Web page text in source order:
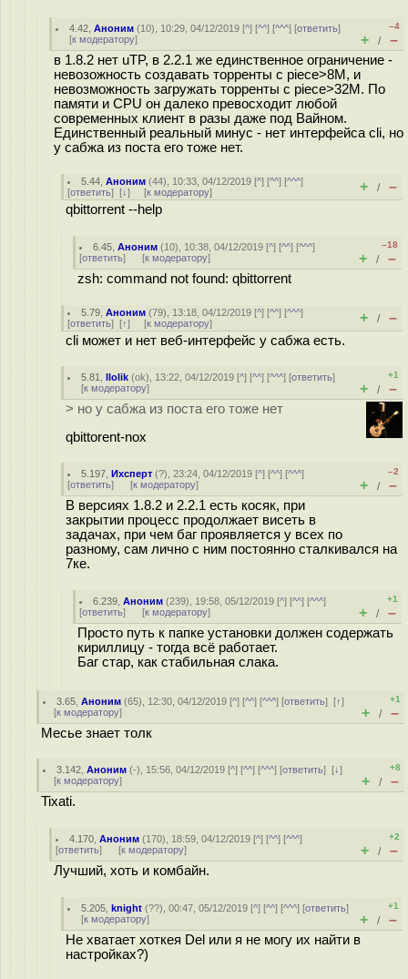
4.42 ,Аноним (10), 10:29, 04/12/2019 [^] [^^] [^^^] [ответить]
[к модератору]
–4
+ / –
в 1.8.2 нет uTP, в 2.2.1 же единственное ограничение -
невозожность создавать торренты с piece>8M, и
невозможность загружать торренты с piece>32M. По
памяти и CPU он далеко превосходит любой
современных клиент в разы даже под Вайном.
Единственный реальный минус - нет интерфейса cli, но
у сабжа из поста его тоже нет.
5.44 ,Аноним (44), 10:33, 04/12/2019 [^] [^^] [^^^]
[ответить] [↓] [к модератору] + / –
qbittorrent --help
6.45 ,Аноним (10), 10:38, 04/12/2019 [^] [^^] [^^^]
[ответить] [к модератору]
–18
+ / –
zsh: command not found: qbittorrent
5.79 ,Аноним (79), 13:18, 04/12/2019 [^] [^^] [^^^]
[ответить] [↑] [к модератору] + / –
cli может и нет веб-интерфейс у сабжа есть.
5.81 ,llolik (ok), 13:22, 04/12/2019 [^] [^^] [^^^] [ответить]
[к модератору]
+1
+ / –
> но у сабжа из поста его тоже нет
qbittorent-nox
5.197 ,Ихсперт (?), 23:24, 04/12/2019 [^] [^^] [^^^]
[ответить] [к модератору]
–2
+ / –
В версиях 1.8.2 и 2.2.1 есть косяк, при
закрытии процесс продолжает висеть в
задачах, при чем баг проявляется у всех по
разному, сам лично с ним постоянно сталкивался на
7ке.
6.239 ,Аноним (239), 19:58, 05/12/2019 [^] [^^] [^^^]
[ответить] [к модератору]
+1
+ / –
Просто путь к папке установки должен содержать
кириллицу - тогда всё работает.
Баг стар, как стабильная слака.
3.65 ,Аноним (65), 12:30, 04/12/2019 [^] [^^] [^^^] [ответить][↑]
[к модератору]
+1
+ / –
Месье знает толк
3.142 ,Аноним (-), 15:56, 04/12/2019 [^] [^^] [^^^] [ответить][↓]
[к модератору]
+8
+ / –
Tixati.
4.170 ,Аноним (170), 18:59, 04/12/2019 [^] [^^] [^^^]
[ответить] [к модератору]
+2
+ / –
Лучший, хоть и комбайн.
5.205 ,knight (??), 00:47, 05/12/2019 [^] [^^] [^^^] [ответить]
[к модератору]
+1
+ / –
Не хватает хоткея Del или я не могу их найти в
настройках?)